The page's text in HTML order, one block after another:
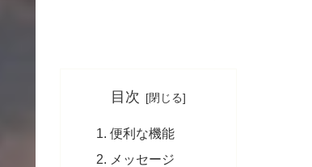
目次
便利な機能
メッセージ